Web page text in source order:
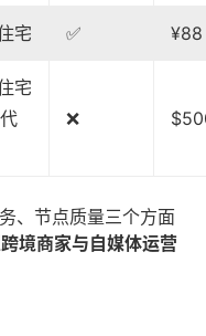
宅 ✅ ¥88
宅
❌
、节点质量三个方面
境商家与自媒体运营